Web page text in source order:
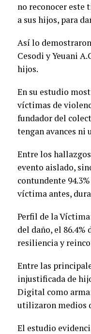
no reconocer este
a sus hijos, para
Así lo
Cesodi y Yeuani
hijos.
En su estudio
víctimas de
fundador del
tengan avances ni
Entre los
evento aislado,
contundente
víctima antes,
Perfil de la
del daño, el
resiliencia y
Entre las
injustificada de
Digital como
utilizaron medios
El estudio